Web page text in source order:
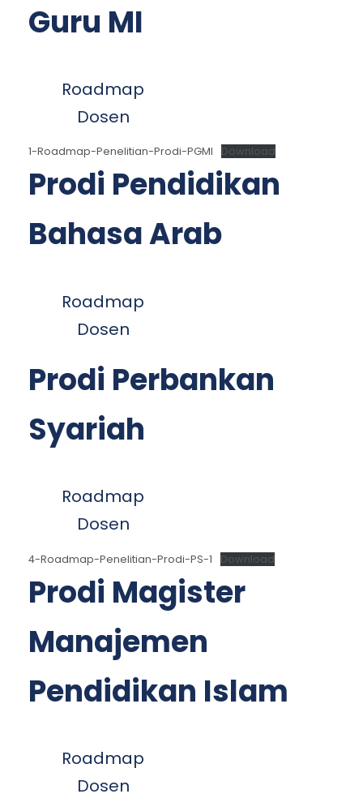
Guru MI
Roadmap
Dosen
1-Roadmap-Penelitian-Prodi-PGMI Download
Prodi Pendidikan
Bahasa Arab
Roadmap
Dosen
Prodi Perbankan
Syariah
Roadmap
Dosen
4-Roadmap-Penelitian-Prodi-PS-1 Download
Prodi Magister
Manajemen
Pendidikan Islam
Roadmap
Dosen